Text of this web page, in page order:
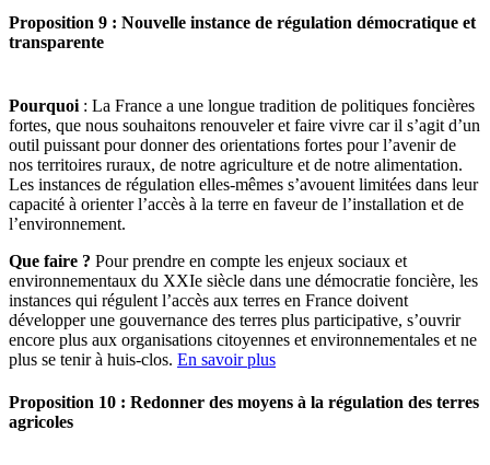
Proposition 9 : Nouvelle instance de régulation démocratique et
transparente
Pourquoi : La France a une longue tradition de politiques foncières
fortes, que nous souhaitons renouveler et faire vivre car il s’agit d’un
outil puissant pour donner des orientations fortes pour l’avenir de
nos territoires ruraux, de notre agriculture et de notre alimentation.
Les instances de régulation elles-mêmes s’avouent limitées dans leur
capacité à orienter l’accès à la terre en faveur de l’installation et de
l’environnement.
Que faire ? Pour prendre en compte les enjeux sociaux et
environnementaux du XXIe siècle dans une démocratie foncière, les
instances qui régulent l’accès aux terres en France doivent
développer une gouvernance des terres plus participative, s’ouvrir
encore plus aux organisations citoyennes et environnementales et ne
plus se tenir à huis-clos. En savoir plus
Proposition 10 : Redonner des moyens à la régulation des terres
agricoles